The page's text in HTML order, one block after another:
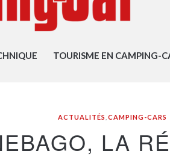
TOURISME EN CAMPING-
ACTUALITÉS CAMPING-CARS
LA